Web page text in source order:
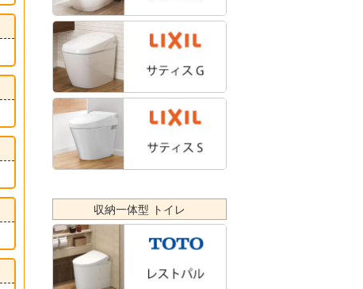
収納一体型 トイレ